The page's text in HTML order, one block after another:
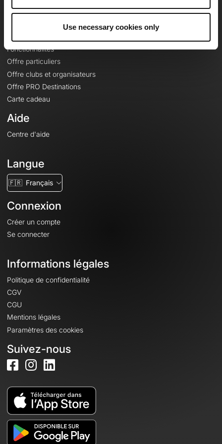
Use necessary cookies only
Fonctionnalités
Offre particuliers
Offre clubs et organisateurs
Offre PRO Destinations
Carte cadeau
Aide
Centre d'aide
Langue
🇫🇷 Français
Connexion
Créer un compte
Se connecter
Informations légales
Politique de confidentialité
CGV
CGU
Mentions légales
Paramètres des cookies
Suivez-nous